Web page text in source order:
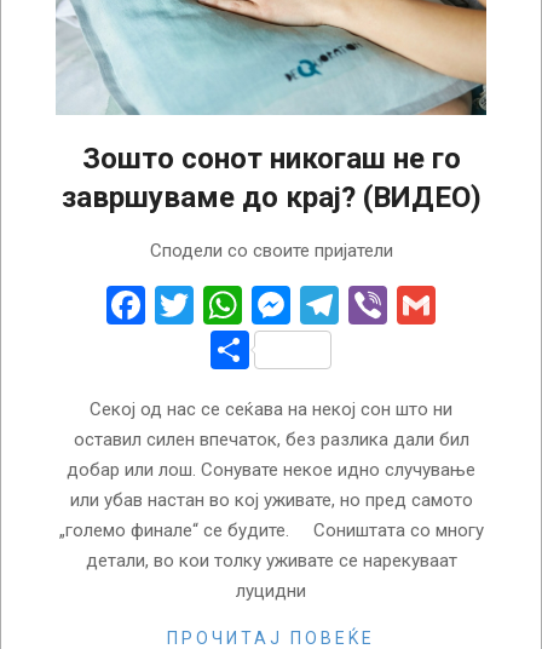
Зошто сонот никогаш не го
завршуваме до крај? (ВИДЕО)
Сподели со своите пријатели
Facebook
Twitter
WhatsApp
Messenger
Telegram
Viber
Share
Секој од нас се сеќава на некој сон што ни
оставил силен впечаток, без разлика дали бил
добар или лош. Сонувате некое идно случување
или убав настан во кој уживате, но пред самото
„големо финале“ се будите. Соништата со многу
детали, во кои толку уживате се нарекуваат
луцидни
ПРОЧИТАЈ ПОВЕЌЕ